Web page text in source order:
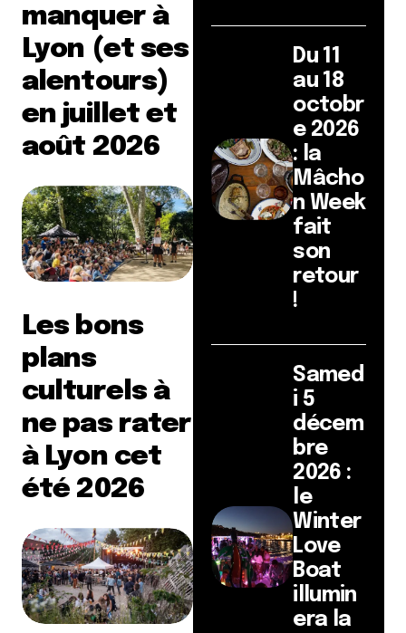
manquer à
Lyon (et ses
alentours)
en juillet et
août 2026
Les bons
plans
culturels à
ne pas rater
à Lyon cet
été 2026
Du 11
au 18
octobr
e 2026
: la
Mâcho
n Week
fait
son
retour
!
Samed
i 5
décem
bre
2026 :
le
Winter
Love
Boat
illumin
era la